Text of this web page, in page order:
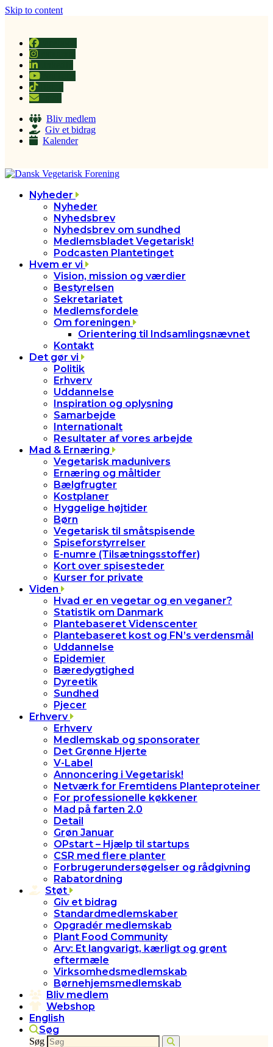
Skip to content
Tiktok
Bliv medlem
Giv et bidrag
Kalender
Nyheder
Nyheder
Nyhedsbrev
Nyhedsbrev om sundhed
Medlemsbladet Vegetarisk!
Podcasten Plantetinget
Hvem er vi
Vision, mission og værdier
Bestyrelsen
Sekretariatet
Medlemsfordele
Om foreningen
Orientering til Indsamlingsnævnet
Kontakt
Det gør vi
Politik
Erhverv
Uddannelse
Inspiration og oplysning
Samarbejde
Internationalt
Resultater af vores arbejde
Mad & Ernæring
Vegetarisk madunivers
Ernæring og måltider
Bælgfrugter
Kostplaner
Hyggelige højtider
Børn
Vegetarisk til småtspisende
Spiseforstyrrelser
E-numre (Tilsætningsstoffer)
Kort over spisesteder
Kurser for private
Viden
Hvad er en vegetar og en veganer?
Statistik om Danmark
Plantebaseret Videnscenter
Plantebaseret kost og FN’s verdensmål
Uddannelse
Epidemier
Bæredygtighed
Dyreetik
Sundhed
Pjecer
Erhverv
Erhverv
Medlemskab og sponsorater
Det Grønne Hjerte
V-Label
Annoncering i Vegetarisk!
Netværk for Fremtidens Planteproteiner
For professionelle køkkener
Mad på farten 2.0
Detail
Grøn Januar
OPstart – Hjælp til startups
CSR med flere planter
Forbrugerundersøgelser og rådgivning
Rabatordning
Støt
Giv et bidrag
Standardmedlemskaber
Opgradér medlemskab
Plant Food Community
Arv: Et langvarigt, kærligt og grønt
eftermæle
Virksomhedsmedlemskab
Børnehjemsmedlemskab
Bliv medlem
Webshop
English
Søg
Søg